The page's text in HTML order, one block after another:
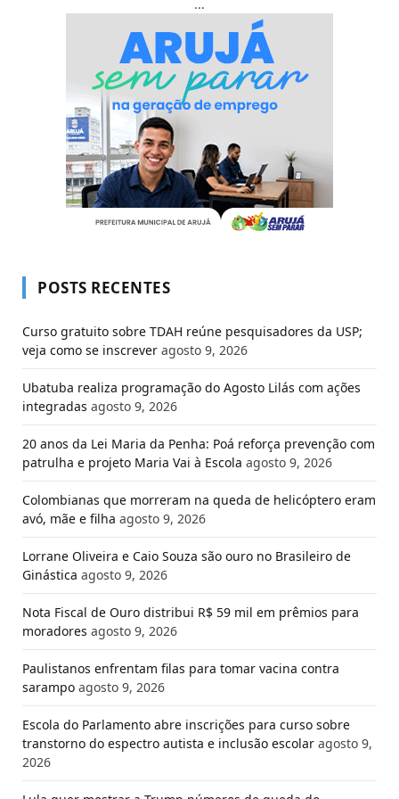
...
POSTS RECENTES
Curso gratuito sobre TDAH reúne pesquisadores da USP;
veja como se inscrever agosto 9, 2026
Ubatuba realiza programação do Agosto Lilás com ações
integradas agosto 9, 2026
20 anos da Lei Maria da Penha: Poá reforça prevenção com
patrulha e projeto Maria Vai à Escola agosto 9, 2026
Colombianas que morreram na queda de helicóptero eram
avó, mãe e filha agosto 9, 2026
Lorrane Oliveira e Caio Souza são ouro no Brasileiro de
Ginástica agosto 9, 2026
Nota Fiscal de Ouro distribui R$ 59 mil em prêmios para
moradores agosto 9, 2026
Paulistanos enfrentam filas para tomar vacina contra
sarampo agosto 9, 2026
Escola do Parlamento abre inscrições para curso sobre
transtorno do espectro autista e inclusão escolar agosto 9,
2026